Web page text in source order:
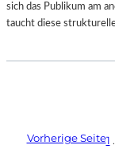
sich das Publikum am
taucht diese
Vorherige Seite1